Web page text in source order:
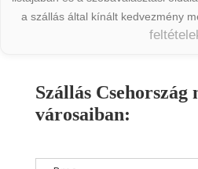
a szállás által kínált kedvezmény
Szállás Csehország
városaiban: